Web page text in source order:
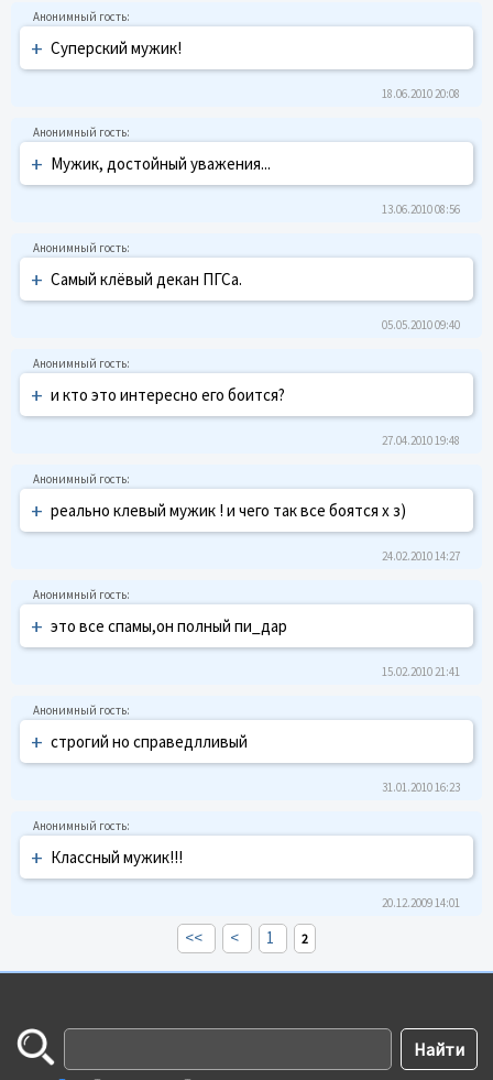
+ Суперский мужик!
18.06.2010 20:08
+ Мужик, достойный уважения...
13.06.2010 08:56
+ Самый клёвый декан ПГСа.
05.05.2010 09:40
+ и кто это интересно его боится?
27.04.2010 19:48
+ реально клевый мужик ! и чего так все боятся х з)
24.02.2010 14:27
+ это все спамы,он полный пи_дар
15.02.2010 21:41
+ строгий но справедлливый
31.01.2010 16:23
+ Классный мужик!!!
20.12.2009 14:01
<< < 1 2